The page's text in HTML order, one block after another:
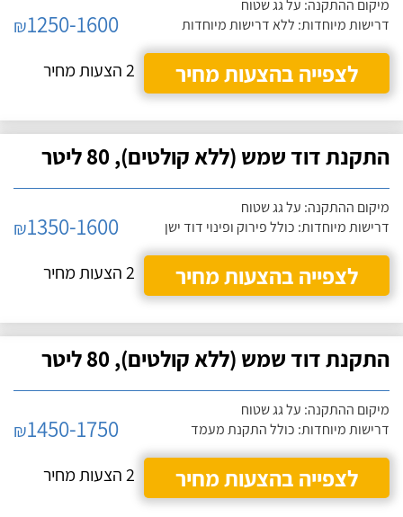
מיקום ההתקנה: על גג שטוח
דרישות מיוחדות: ללא דרישות מיוחדות
₪1250-1600
לצפייה בהצעות מחיר
2 הצעות מחיר
התקנת דוד שמש (ללא קולטים), 80 ליטר
מיקום ההתקנה: על גג שטוח
דרישות מיוחדות: כולל פירוק ופינוי דוד ישן
₪1350-1600
לצפייה בהצעות מחיר
2 הצעות מחיר
התקנת דוד שמש (ללא קולטים), 80 ליטר
מיקום ההתקנה: על גג שטוח
דרישות מיוחדות: כולל התקנת מעמד
₪1450-1750
לצפייה בהצעות מחיר
2 הצעות מחיר